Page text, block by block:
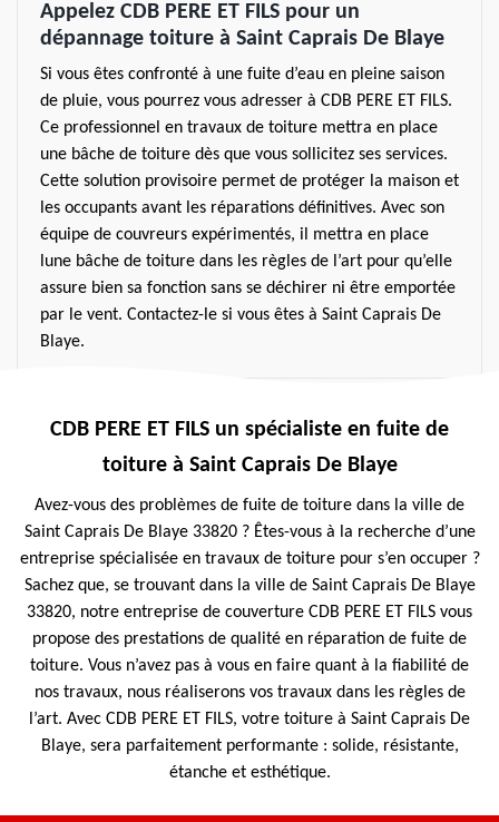
Appelez CDB PERE ET FILS pour un
dépannage toiture à Saint Caprais De Blaye
Si vous êtes confronté à une fuite d’eau en pleine saison
de pluie, vous pourrez vous adresser à CDB PERE ET FILS.
Ce professionnel en travaux de toiture mettra en place
une bâche de toiture dès que vous sollicitez ses services.
Cette solution provisoire permet de protéger la maison et
les occupants avant les réparations définitives. Avec son
équipe de couvreurs expérimentés, il mettra en place
lune bâche de toiture dans les règles de l’art pour qu’elle
assure bien sa fonction sans se déchirer ni être emportée
par le vent. Contactez-le si vous êtes à Saint Caprais De
Blaye.
CDB PERE ET FILS un spécialiste en fuite de
toiture à Saint Caprais De Blaye
Avez-vous des problèmes de fuite de toiture dans la ville de
Saint Caprais De Blaye 33820 ? Êtes-vous à la recherche d’une
entreprise spécialisée en travaux de toiture pour s’en occuper ?
Sachez que, se trouvant dans la ville de Saint Caprais De Blaye
33820, notre entreprise de couverture CDB PERE ET FILS vous
propose des prestations de qualité en réparation de fuite de
toiture. Vous n’avez pas à vous en faire quant à la fiabilité de
nos travaux, nous réaliserons vos travaux dans les règles de
l’art. Avec CDB PERE ET FILS, votre toiture à Saint Caprais De
Blaye, sera parfaitement performante : solide, résistante,
étanche et esthétique.